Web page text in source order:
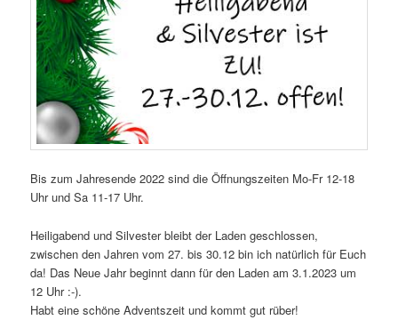
Bis zum Jahresende 2022 sind die Öffnungszeiten Mo-Fr 12-18
Uhr und Sa 11-17 Uhr.
Heiligabend und Silvester bleibt der Laden geschlossen,
zwischen den Jahren vom 27. bis 30.12 bin ich natürlich für Euch
da! Das Neue Jahr beginnt dann für den Laden am 3.1.2023 um
12 Uhr :-).
Habt eine schöne Adventszeit und kommt gut rüber!